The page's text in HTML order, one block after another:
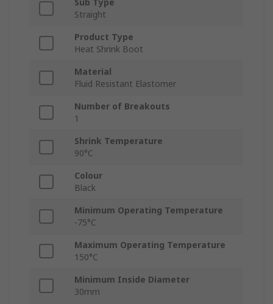
Sub Type
Straight
Product Type
Heat Shrink Boot
Material
Fluid Resistant Elastomer
Number of Breakouts
1
Shrink Temperature
90°C
Colour
Black
Minimum Operating Temperature
-75°C
Maximum Operating Temperature
150°C
Minimum Inside Diameter
30mm